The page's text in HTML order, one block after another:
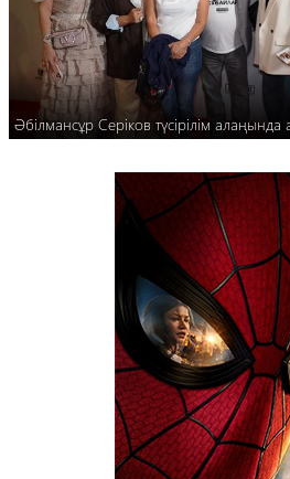
Әбілмансұр Серіков түсірілім